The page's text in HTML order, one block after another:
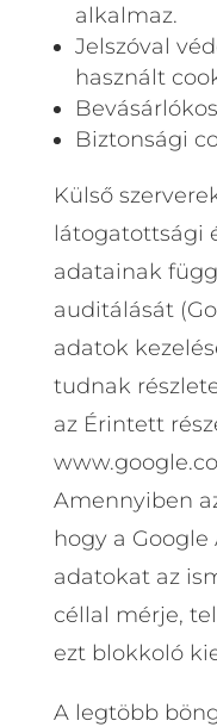
alkalmaz.
Jelszóval
használt
Biztonsági
Külső
látogatottsági
adatainak
auditálását
adatok
tudnak
az Érintett
Amennyiben
hogy a
adatokat az
céllal mérje,
ezt blokkoló
A legtöbb